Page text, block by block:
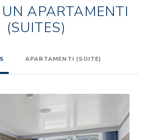
UN APARTAMENTI
(SUITES)
APARTAMENTI (SUITE)